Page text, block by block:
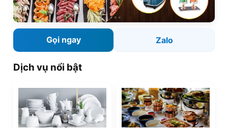
Gọi ngay Zalo
Dịch vụ nổi bật